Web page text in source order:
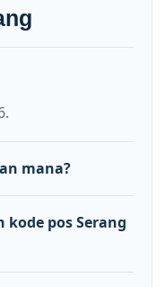
mana?
pos Serang